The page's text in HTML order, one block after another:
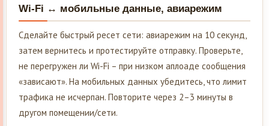
Wi-Fi ↔ мобильные данные, авиарежим
Сделайте быстрый ресет сети: авиарежим на 10 секунд,
затем вернитесь и протестируйте отправку. Проверьте,
не перегружен ли Wi-Fi – при низком аплоаде сообщения
«зависают». На мобильных данных убедитесь, что лимит
трафика не исчерпан. Повторите через 2–3 минуты в
другом помещении/сети.